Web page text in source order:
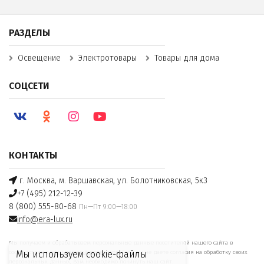
Мы используем cookie-файлы
КОНТАКТЫ
г. Москва, м. Варшавская, ул. Болотниковская, 5к3
+7 (495) 212-12-39
8 (800) 555-80-68 Пн—Пт 9:00—18:00
info@era-lux.ru
Мы получаем и обрабатываем персональные данные посетителей нашего сайта в
соответствии софициальной политикой. Если вы не даете согласия на обработку своих
персональных данных, Вам необходимо покинуть наш сайт.
РАЗДЕЛЫ
Освещение Электротовары Товары для дома
СОЦСЕТИ